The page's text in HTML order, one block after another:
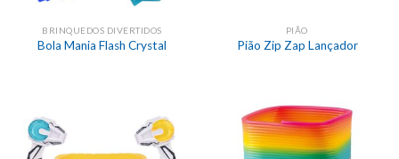
BRINQUEDOS DIVERTIDOS
Bola Mania Flash Crystal
PIÃO
Pião Zip Zap Lançador